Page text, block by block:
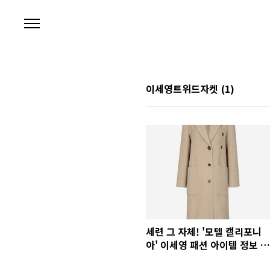
이세영트위드자켓 (1)
세련 그 자체! '모텔 캘리포니
아' 이세영 패션 아이템 정보 모